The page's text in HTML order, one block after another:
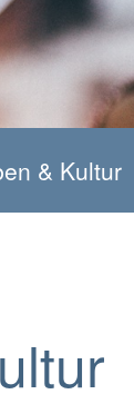
& Kultur